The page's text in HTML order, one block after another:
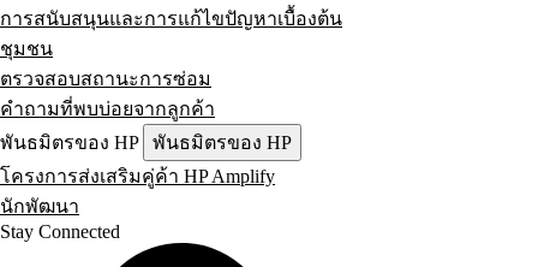
การสนับสนุนและการแก้ไขปัญหาเบื้องต้น
ชุมชน
ตรวจสอบสถานะการซ่อม
คำถามที่พบบ่อยจากลูกค้า
พันธมิตรของ HP
พันธมิตรของ HP
โครงการส่งเสริมคู่ค้า HP Amplify
นักพัฒนา
Stay Connected